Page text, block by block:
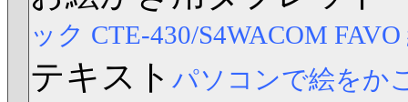
ック CTE-430/S4WACOM
テキスト パソコンで絵をか